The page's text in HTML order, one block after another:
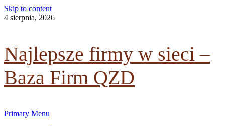
Skip to content
4 sierpnia, 2026
Najlepsze firmy w sieci –
Baza Firm QZD
Primary Menu